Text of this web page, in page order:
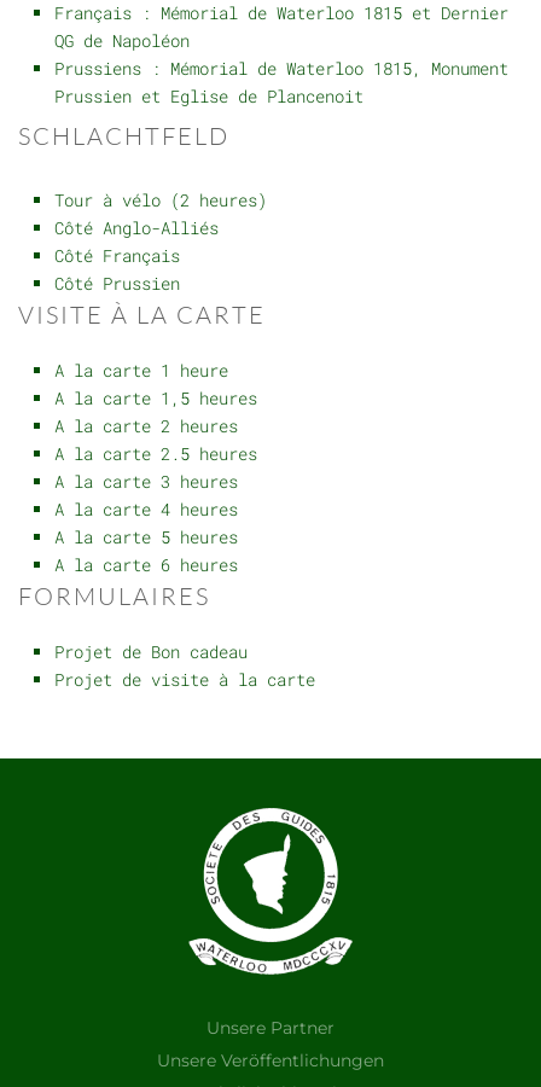
Français : Mémorial de Waterloo 1815 et Dernier
QG de Napoléon
Prussiens : Mémorial de Waterloo 1815, Monument
Prussien et Eglise de Plancenoit
SCHLACHTFELD
Tour à vélo (2 heures)
Côté Anglo-Alliés
Côté Français
Côté Prussien
VISITE À LA CARTE
A la carte 1 heure
A la carte 1,5 heures
A la carte 2 heures
A la carte 2.5 heures
A la carte 3 heures
A la carte 4 heures
A la carte 5 heures
A la carte 6 heures
FORMULAIRES
Projet de Bon cadeau
Projet de visite à la carte
Unsere Partner
Unsere Veröffentlichungen